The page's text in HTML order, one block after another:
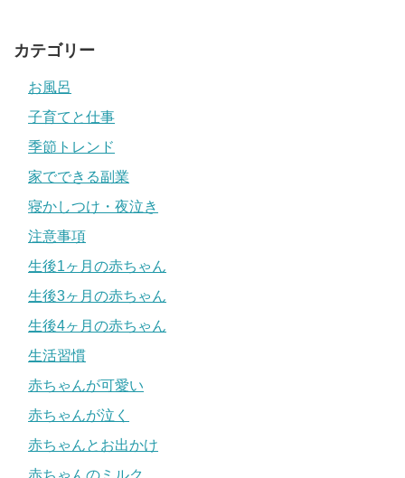
カテゴリー
お風呂
子育てと仕事
季節トレンド
家でできる副業
寝かしつけ・夜泣き
注意事項
生後1ヶ月の赤ちゃん
生後3ヶ月の赤ちゃん
生後4ヶ月の赤ちゃん
生活習慣
赤ちゃんが可愛い
赤ちゃんが泣く
赤ちゃんとお出かけ